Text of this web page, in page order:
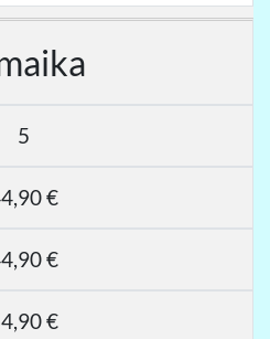
5
€
€
€